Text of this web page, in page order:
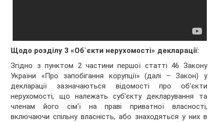
Щодо розділу 3 «Об`єкти нерухомості» декларації:
Згідно з пунктом 2 частини першої статті 46 Закону
України «Про запобігання корупції» (далі – Закон) у
декларації зазначаються відомості про об'єкти
нерухомості, що належать суб'єкту декларування та
членам його сім'ї на праві приватної власності,
включаючи спільну власність, або знаходяться у них в